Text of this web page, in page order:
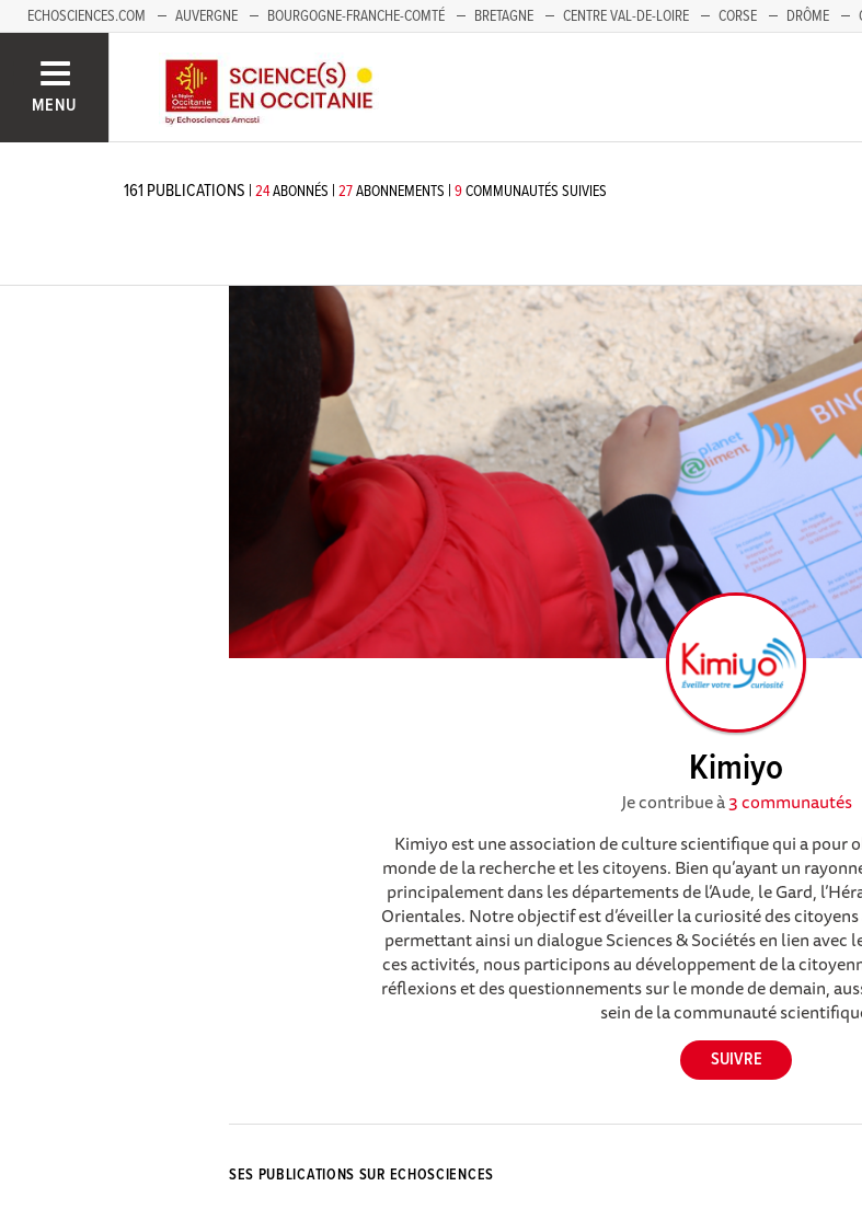
ECHOSCIENCES.COM AUVERGNE BOURGOGNE-FRANCHE-COMTÉ BRETAGNE CENTRE VAL-DE-LOIRE CORSE DRÔME
MENU
161 PUBLICATIONS |24ABONNÉS |27ABONNEMENTS |9COMMUNAUTÉS SUIVIES
Kimiyo
Je contribue à3 communautés
Kimiyo est une association de culture scientifique qui a pour
monde de la recherche et les citoyens. Bien qu’ayant un
principalement dans les départements de l’Aude, le Gard,
Orientales. Notre objectif est d’éveiller la curiosité des
permettant ainsi un dialogue Sciences & Sociétés en lien avec
ces activités, nous participons au développement de la
réflexions et des questionnements sur le monde de demain,
sein de la communauté
SES PUBLICATIONS SUR ECHOSCIENCES